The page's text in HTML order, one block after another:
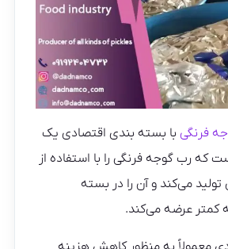
فرنگی با بسته بندی اقتصادی یک
که رب گوجه فرنگی را با استفاده از
می‌کند و آن را در بسته
کمتر عرضه می‌کند.